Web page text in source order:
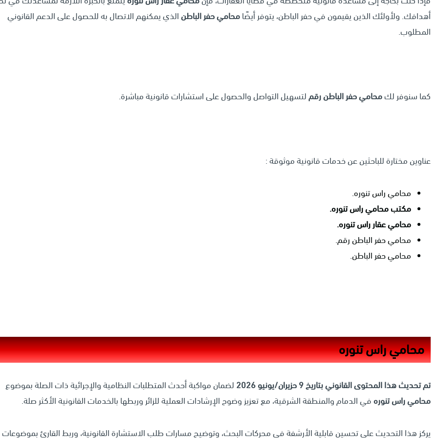
أهدافك. ولأولئك الذين يقيمون في حفر الباطن، يتوفر أيضًامحامي حفر الباطنالذي يمكنهم الاتصال به للحصول على الدعم القانوني
المطلوب.
كما سنوفر لكمحامي حفر الباطن رقملتسهيل التواصل والحصول على استشارات قانونية مباشرة.
عناوين مختارة للباحثين عن خدمات قانونية موثوقة :
محامي راس تنوره.
مكتب محامي راس تنوره.
محامي عقار راس تنوره.
محامي حفر الباطن رقم.
محامي حفر الباطن.
محامي راس تنوره
تم تحديث هذا المحتوى القانوني بتاريخ 9 حزيران/يونيو 2026
لضمان مواكبة أحدث المتطلبات النظامية والإجرائية ذات الصلة بموضوع
محامي راس تنورهفي الدمام والمنطقة الشرقية، مع تعزيز وضوح الإرشادات العملية للزائر وربطها بالخدمات القانونية الأكثر صلة.
يركز هذا التحديث على تحسين قابلية الأرشفة في محركات البحث، وتوضيح مسارات طلب الاستشارة القانونية، وربط القارئ بموضوعات